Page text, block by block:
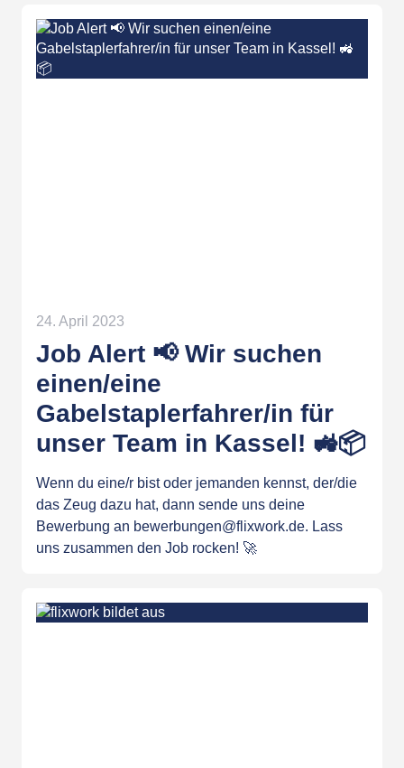
24. April 2023
Job Alert 📢 Wir suchen
einen/eine
Gabelstaplerfahrer/in für
unser Team in Kassel! 🚜📦
Wenn du eine/r bist oder jemanden kennst, der/die
das Zeug dazu hat, dann sende uns deine
Bewerbung an bewerbungen@flixwork.de. Lass
uns zusammen den Job rocken! 🚀